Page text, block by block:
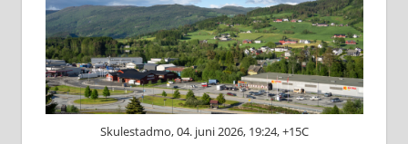
Skulestadmo, 04. juni 2026, 19:24, +15C